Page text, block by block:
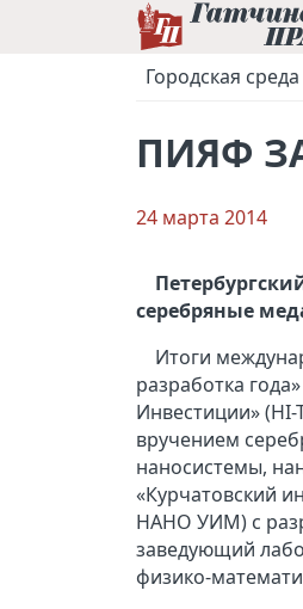
Городская среда
ПИЯФ
24 марта 2014
серебряные
Итоги
разработка
Инвестиции»
вручением
наносистемы,
«Курчатовский
НАНО УИМ) с
заведующий
физико-